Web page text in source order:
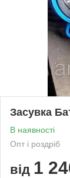
Засувка
В наявності
Опт і роздріб
від 1